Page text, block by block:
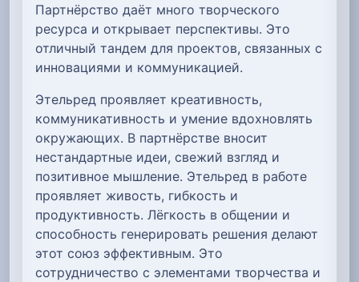
Партнёрство даёт много творческого
ресурса и открывает перспективы. Это
отличный тандем для проектов, связанных с
инновациями и коммуникацией.
Этельред проявляет креативность,
коммуникативность и умение вдохновлять
окружающих. В партнёрстве вносит
нестандартные идеи, свежий взгляд и
позитивное мышление. Этельред в работе
проявляет живость, гибкость и
продуктивность. Лёгкость в общении и
способность генерировать решения делают
этот союз эффективным. Это
сотрудничество с элементами творчества и